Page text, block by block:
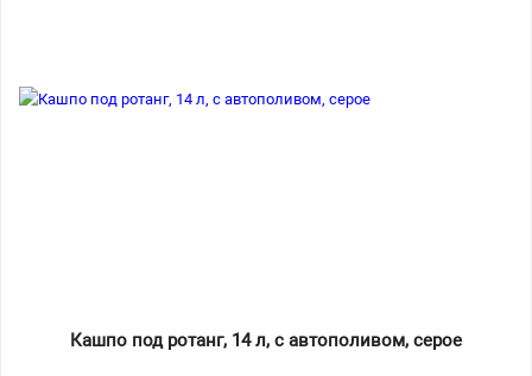
Кашпо под ротанг, 14 л, с автополивом, серое